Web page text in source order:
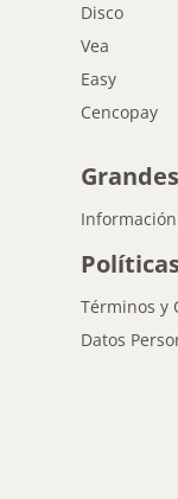
Disco
Vea
Easy
Cencopay
Información
Términos y
Datos